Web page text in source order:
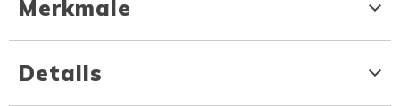
Merkmale
Details